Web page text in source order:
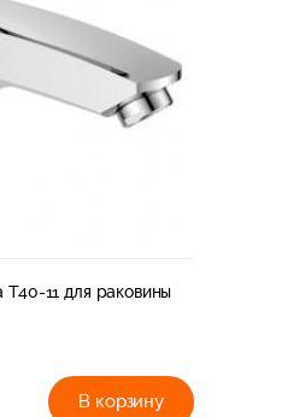
11 для раковины
В корзину